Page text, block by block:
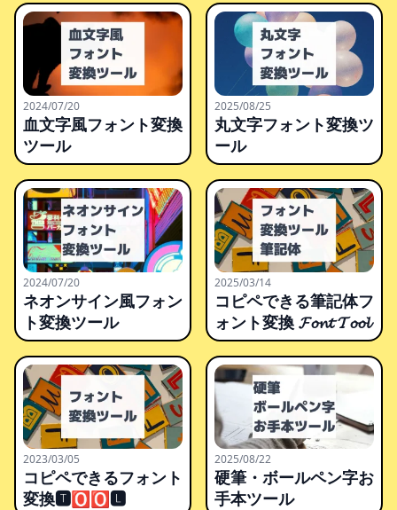
2024/07/20
血文字風フォント変換
ツール
2025/08/25
丸文字フォント変換ツ
ール
2024/07/20
ネオンサイン風フォン
ト変換ツール
2025/03/14
コピペできる筆記体フ
ォント変換 𝓕𝓸𝓷𝓽 𝓣𝓸𝓸𝓵
2023/03/05
コピペできるフォント
変換🆃🅾🅾🅻
2025/08/22
硬筆・ボールペン字お
手本ツール